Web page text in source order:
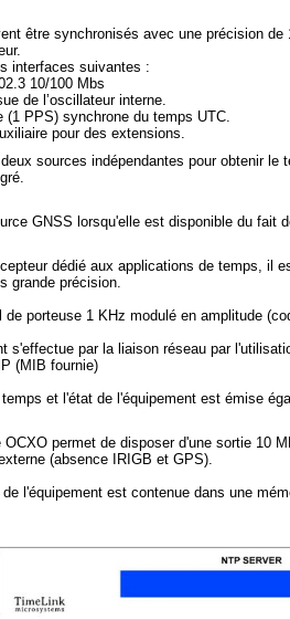
être synchronisés avec une précision
interfaces suivantes :
10/100 Mbs
de l’oscillateur interne.
(1 PPS) synchrone du temps UTC.
pour des extensions.
sources indépendantes pour obtenir
GNSS lorsqu'elle est disponible du fait
dédié aux applications de temps, il
grande précision.
porteuse 1 KHz modulé en amplitude
s'effectue par la liaison réseau par
(MIB fournie)
et l'état de l'équipement est émise
permet de disposer d'une sortie 10
(absence IRIGB et GPS).
l'équipement est contenue dans une